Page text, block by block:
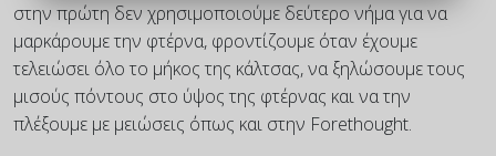
στην πρώτη δεν χρησιμοποιούμε δεύτερο νήμα για να
μαρκάρουμε την φτέρνα, φροντίζουμε όταν έχουμε
τελειώσει όλο το μήκος της κάλτσας, να ξηλώσουμε τους
μισούς πόντους στο ύψος της φτέρνας και να την
πλέξουμε με μειώσεις όπως και στην Forethought.